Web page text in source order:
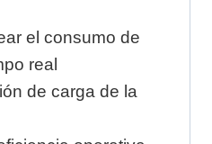
el consumo de
real
de carga de la